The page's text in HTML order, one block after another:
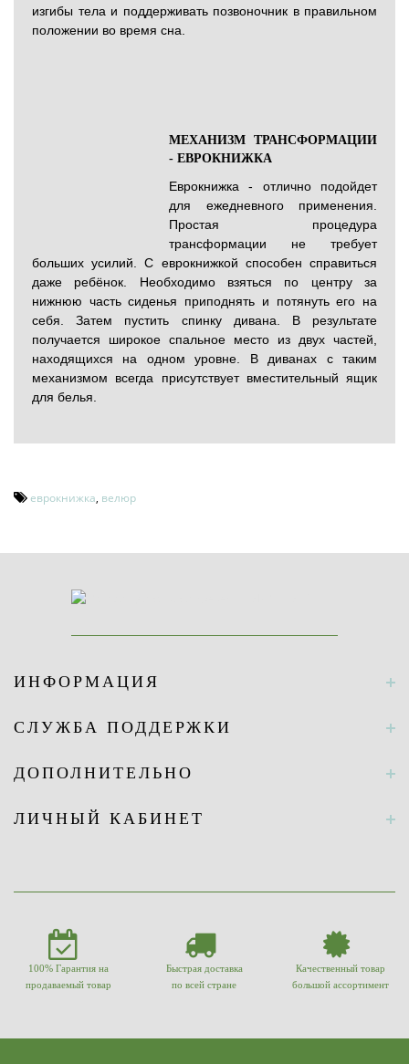
изгибы тела и поддерживать позвоночник в правильном
положении во время сна.
МЕХАНИЗМ ТРАНСФОРМАЦИИ
- ЕВРОКНИЖКА
Еврокнижка - отлично подойдет
для ежедневного применения.
Простая процедура
трансформации не требует
больших усилий. С еврокнижкой способен справиться
даже ребёнок. Необходимо взяться по центру за
нижнюю часть сиденья приподнять и потянуть его на
себя. Затем пустить спинку дивана. В результате
получается широкое спальное место из двух частей,
находящихся на одном уровне. В диванах с таким
механизмом всегда присутствует вместительный ящик
для белья.
еврокнижка, велюр
ИНФОРМАЦИЯ
СЛУЖБА ПОДДЕРЖКИ
ДОПОЛНИТЕЛЬНО
ЛИЧНЫЙ КАБИНЕТ
100% Гарантия на
продаваемый товар
Быстрая доставка
по всей стране
Качественный товар
большой ассортимент